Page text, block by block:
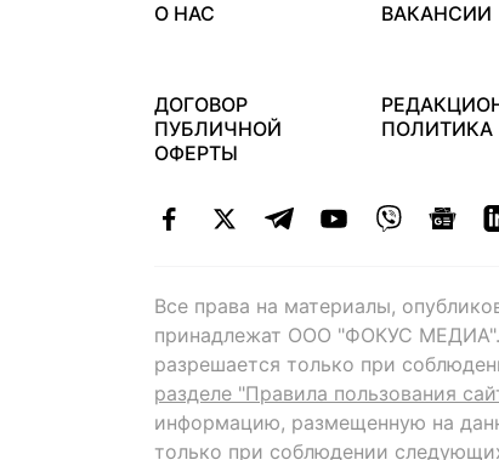
О НАС
ВАКАНСИИ
ДОГОВОР
ПУБЛИЧНОЙ
ОФЕРТЫ
ПОЛИТИКА
Все права на материалы,
принадлежат ООО "ФОКУС МЕДИА".
разрешается только при
разделе "Правила пользования
информацию, размещенную на
только при соблюдении